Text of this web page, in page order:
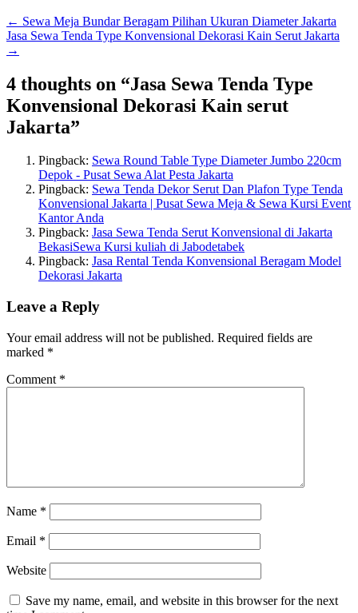
← Sewa Meja Bundar Beragam Pilihan Ukuran Diameter Jakarta
Jasa Sewa Tenda Type Konvensional Dekorasi Kain Serut Jakarta
→
4 thoughts on “Jasa Sewa Tenda Type
Konvensional Dekorasi Kain serut
Jakarta”
Pingback: Sewa Round Table Type Diameter Jumbo 220cm
Depok - Pusat Sewa Alat Pesta Jakarta
Pingback: Sewa Tenda Dekor Serut Dan Plafon Type Tenda
Konvensional Jakarta | Pusat Sewa Meja & Sewa Kursi Event
Kantor Anda
Pingback: Jasa Sewa Tenda Serut Konvensional di Jakarta
BekasiSewa Kursi kuliah di Jabodetabek
Pingback: Jasa Rental Tenda Konvensional Beragam Model
Dekorasi Jakarta
Leave a Reply
Your email address will not be published. Required fields are
marked *
Comment *
Name *
Email *
Website
Save my name, email, and website in this browser for the next